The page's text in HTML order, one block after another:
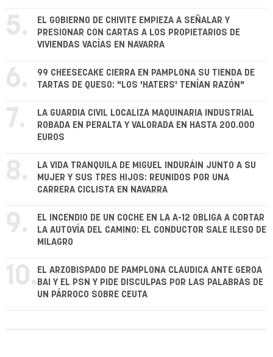
5.
EL GOBIERNO DE CHIVITE EMPIEZA A SEÑALAR Y
PRESIONAR CON CARTAS A LOS PROPIETARIOS DE
VIVIENDAS VACÍAS EN NAVARRA
6.
99 CHEESECAKE CIERRA EN PAMPLONA SU TIENDA DE
TARTAS DE QUESO: "LOS 'HATERS' TENÍAN RAZÓN"
7.
LA GUARDIA CIVIL LOCALIZA MAQUINARIA INDUSTRIAL
ROBADA EN PERALTA Y VALORADA EN HASTA 200.000
EUROS
8.
LA VIDA TRANQUILA DE MIGUEL INDURÁIN JUNTO A SU
MUJER Y SUS TRES HIJOS: REUNIDOS POR UNA
CARRERA CICLISTA EN NAVARRA
9.
EL INCENDIO DE UN COCHE EN LA A-12 OBLIGA A CORTAR
LA AUTOVÍA DEL CAMINO: EL CONDUCTOR SALE ILESO DE
MILAGRO
10. EL ARZOBISPADO DE PAMPLONA CLAUDICA ANTE GEROA
BAI Y EL PSN Y PIDE DISCULPAS POR LAS PALABRAS DE
UN PÁRROCO SOBRE CEUTA